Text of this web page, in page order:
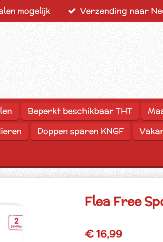
mogelijk Verzending naar
Beperkt beschikbaar THT
Doppen sparen KNGF
Flea Free
€ 16,99